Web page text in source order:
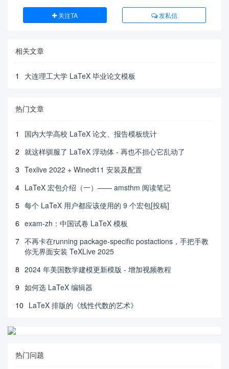
关注TA 发私信
相关文章
1 大连理工大学 LaTeX 毕业论文模板
热门文章
1
国内大学高校 LaTeX 论文、报告模板统计
2 就这样驯服了 LaTeX 浮动体 - 再也不担心它乱动了
3 Texlive 2022 + Winedt11 安装及配置
4 LaTeX 宏包介绍（一）—— amsthm 阅读笔记
5 每个 LaTeX 用户都应该使用的 9 个宏包[投稿]
6 exam-zh：中国试卷 LaTeX 模板
7 不再卡在running package-specific postactions，手把手教
你无界面安装 TeXLive 2025
8 2024 年美国数学建模更新模版 - 增加视频教程
9 如何选 LaTeX 编辑器
10 LaTeX 排版的《线性代数的艺术》
热门问题